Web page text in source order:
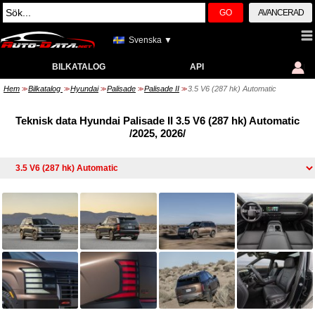
GO AVANCERAD
Svenska ▼
BILKATALOG API
Hem >> Bilkatalog >> Hyundai >> Palisade >> Palisade II >> 3.5 V6 (287 hk) Automatic
Teknisk data Hyundai Palisade II 3.5 V6 (287 hk) Automatic
/2025, 2026/